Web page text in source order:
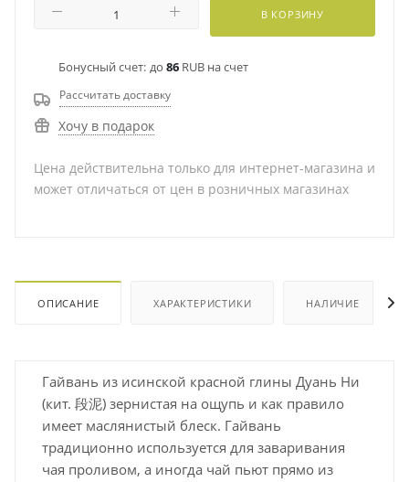
В КОРЗИНУ
Бонусный счет: до 86 RUB на счет
Рассчитать доставку
Хочу в подарок
Цена действительна только для интернет-магазина и
может отличаться от цен в розничных магазинах
ОПИСАНИЕ ХАРАКТЕРИСТИКИ НАЛИЧИЕ
Гайвань из исинской красной глины Дуань Ни
(кит. 段泥) зернистая на ощупь и как правило
имеет маслянистый блеск. Гайвань
традиционно используется для заваривания
чая проливом, а иногда чай пьют прямо из